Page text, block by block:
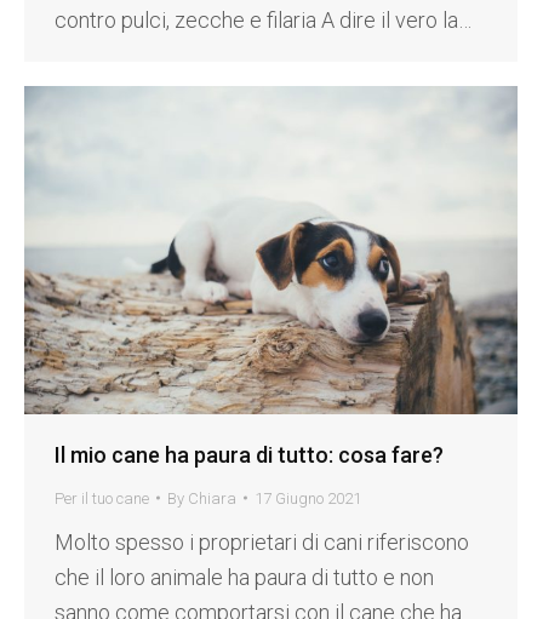
contro pulci, zecche e filaria A dire il vero la…
Il mio cane ha paura di tutto: cosa fare?
Per il tuo cane By Chiara 17 Giugno 2021
Molto spesso i proprietari di cani riferiscono
che il loro animale ha paura di tutto e non
sanno come comportarsi con il cane che ha